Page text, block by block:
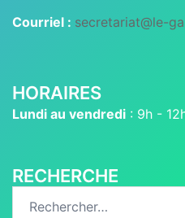
Courriel : secretariat@le-
HORAIRES
Lundi au vendredi : 9h -
RECHERCHE